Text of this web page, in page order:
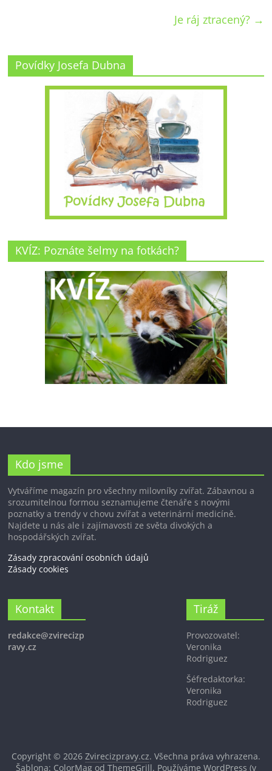
Je ráj ztracený? →
Povídky Josefa Dubna
KVÍZ: Poznáte šelmy na fotkách?
Kdo jsme
Vytváříme magazín pro všechny milovníky zvířat. Zábavnou a
srozumitelnou formou seznamujeme čtenáře s novými
poznatky a trendy v chovu zvířat a veterinární medicíně.
Najdete u nás ale i zajímavosti ze světa divokých a
hospodářských zvířat.
Zásady zpracování osobních údajů
Zásady cookies
Kontakt
redakce@zvirecizp
ravy.cz
Tiráž
Provozovatel:
Veronika
Rodriguez
Šéfredaktorka:
Veronika
Rodriguez
Copyright © 2026 Zvirecizpravy.cz. Všechna práva vyhrazena.
Šablona: ColorMag od ThemeGrill. Používáme WordPress (v